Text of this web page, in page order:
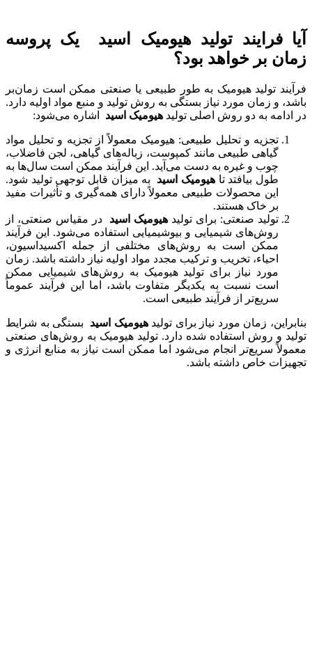
آیا فرایند تولید هیومیک اسید یک پروسه
زمان بر خواهد بود؟
فرآیند تولید هیومیک به طور طبیعی یا صنعتی ممکن است زمان‌بر
باشد، و زمان مورد نیاز بستگی به روش تولید و منبع مواد اولیه دارد.
در ادامه به دو روش اصلی تولید هیومیک اسید اشاره می‌شود:
تجزیه و تحلیل طبیعی: هیومیک معمولاً از تجزیه و تحلیل مواد
گیاهی طبیعی مانند کمپوست، زباله‌های گیاهی، لجن فاضلاب،
چوب و غیره به دست می‌آید. این فرآیند ممکن است سال‌ها به
طول بیافتد تا هیومیک اسید به میزان قابل توجهی تولید شود.
این محصولات طبیعی معمولاً دارای همه‌گیری و تأثیرات مفید
بر خاک هستند.
تولید صنعتی: برای تولید هیومیک اسید در مقیاس صنعتی، از
روش‌های شیمیایی و بیوشیمیایی استفاده می‌شود. این فرآیند
ممکن است به روش‌های مختلفی از جمله اکسیداسیون،
احیاء، تخریب و ترکیب مجدد مواد اولیه نیاز داشته باشد. زمان
مورد نیاز برای تولید هیومیک به روش‌های شیمیایی ممکن
است نسبت به یکدیگر متفاوت باشد، اما این فرآیند عموماً
سریع‌تر از فرآیند طبیعی است.
بنابراین، زمان مورد نیاز برای تولیدهیومیک اسید بستگی به شرایط
تولید و روش استفاده شده دارد. تولید هیومیک به روش‌های صنعتی
معمولاً سریع‌تر انجام می‌شود اما ممکن است نیاز به منابع انرژی و
تجهیزات خاص داشته باشد.